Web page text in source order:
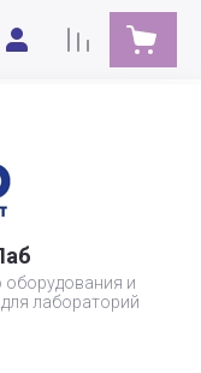
оборудования и
лабораторий